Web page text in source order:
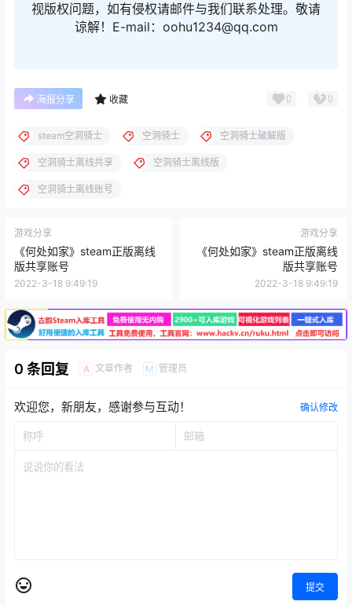
视版权问题，如有侵权请邮件与我们联系处理。敬请
谅解！E-mail：oohu1234@qq.com
海报分享 收藏 0 0
steam空洞骑士 空洞骑士 空洞骑士破解版
空洞骑士离线共享 空洞骑士离线版
空洞骑士离线账号
游戏分享
《何处如家》steam正版离线
版共享账号
2022-3-18 9:49:19
游戏分享
《何处如家》steam正版离线
版共享账号
2022-3-18 9:49:19
0 条回复 A 文章作者 M 管理员
欢迎您，新朋友，感谢参与互动！ 确认修改
提交